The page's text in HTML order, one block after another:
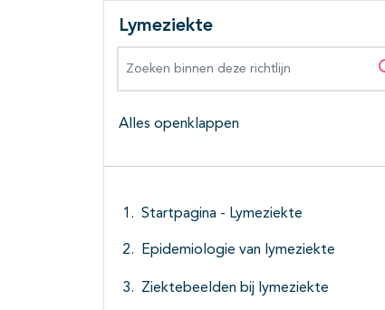
Lymeziekte
Alles openklappen
Startpagina - Lymeziekte
Epidemiologie van lymeziekte
Ziektebeelden bij lymeziekte